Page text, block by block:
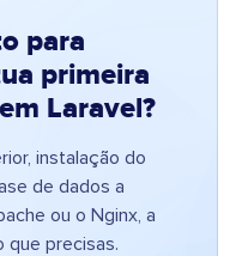
para
primeira
Laravel?
instalação do
de dados a
ou o Nginx, a
que precisas.